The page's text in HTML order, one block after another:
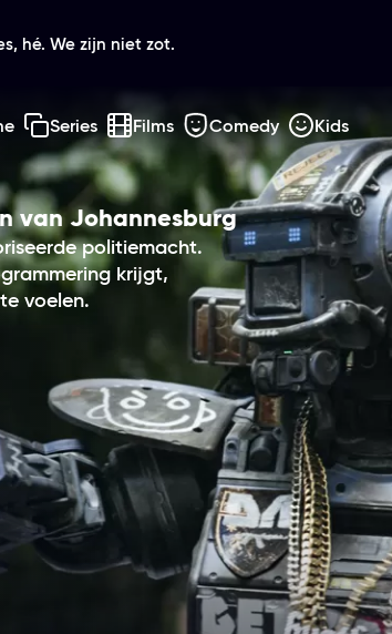
hé. We zijn niet zot.
Series Films Comedy Kids
van Johannesburg
politiemacht.
krijgt,
voelen.